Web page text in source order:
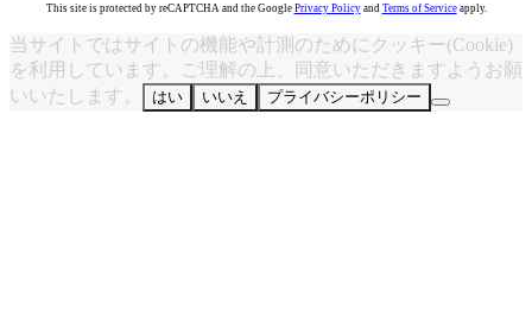
This site is protected by reCAPTCHA and the Google Privacy Policyand Terms of Serviceapply.
当サイトではサイトの機能や計測のためにクッキー(Cookie)
を利用しています。ご理解の上、同意いただきますようお願
いいたします。
はい いいえ プライバシーポリシー